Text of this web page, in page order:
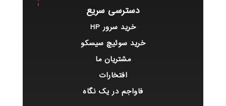
دسترسی سریع
خرید سرور HP
خرید سوئیچ سیسکو
مشتریان ما
افتخارات
فاواجم در یک نگاه